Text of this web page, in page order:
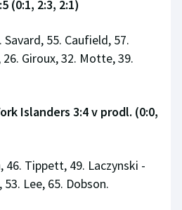
(0:1, 2:3, 2:1)
55. Caufield, 57.
Giroux, 32. Motte, 39.
Islanders 3:4 v prodl. (0:0,
46. Tippett, 49. Laczynski -
Lee, 65. Dobson.